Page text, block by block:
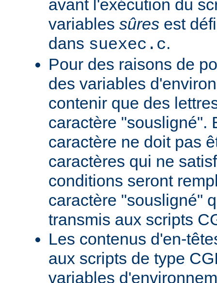
avant l'exécution du
variables sûres est
dans suexec.c.
Pour des raisons de
des variables
contenir que des
caractère "sousligné".
caractère ne doit pas
caractères qui ne
conditions seront
caractère "sousligné"
transmis aux scripts
Les contenus d'en-
aux scripts de type
variables